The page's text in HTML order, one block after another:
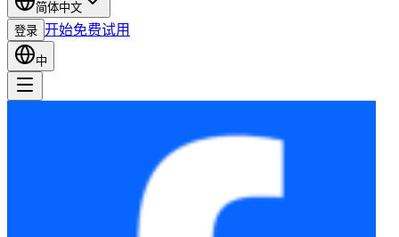
简体中文
登录 开始免费试用
中